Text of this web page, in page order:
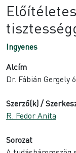
Ingyenes
Alcím
Dr. Fábián Gergely
Szerző(k) /
R. Fedor Anita
Sorozat